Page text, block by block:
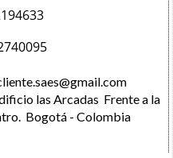
las Arcadas Frente a la
Bogotá - Colombia